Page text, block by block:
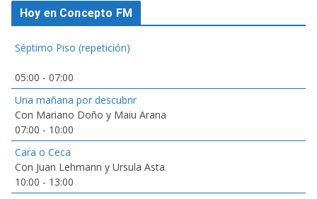
Hoy en Concepto FM
Séptimo Piso (repetición)
05:00 - 07:00
Una mañana por descubrir
Con Mariano Doño y Maiu Arana
07:00 - 10:00
Cara o Ceca
Con Juan Lehmann y Ursula Asta
10:00 - 13:00